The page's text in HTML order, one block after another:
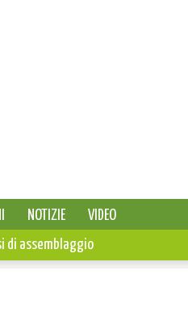
NOTIZIE
VIDEO
di assemblaggio